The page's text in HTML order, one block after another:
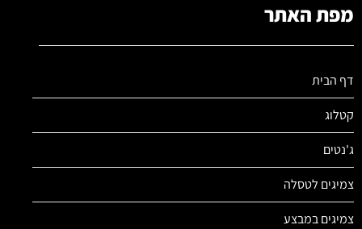
מפת האתר
דף הבית
קטלוג
ג'נטים
צמיגים לטסלה
צמיגים במבצע